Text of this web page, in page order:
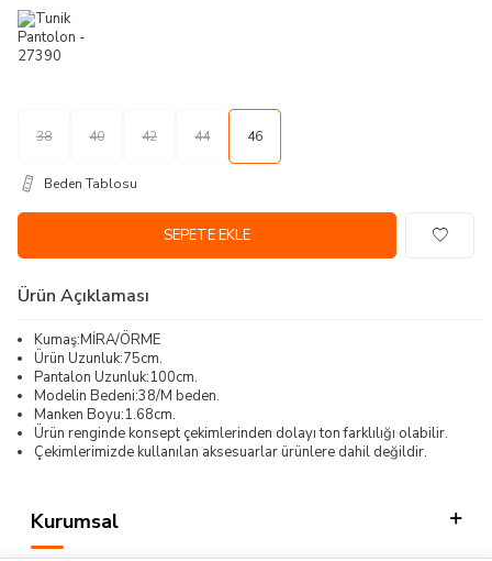
38 40 42 44 46
Beden Tablosu
SEPETE EKLE
Ürün Açıklaması
Kumaş:MİRA/ÖRME
Ürün Uzunluk:75cm.
Pantalon Uzunluk:100cm.
Modelin Bedeni:38/M beden.
Manken Boyu:1.68cm.
Ürün renginde konsept çekimlerinden dolayı ton farklılığı olabilir.
Çekimlerimizde kullanılan aksesuarlar ürünlere dahil değildir.
Kurumsal